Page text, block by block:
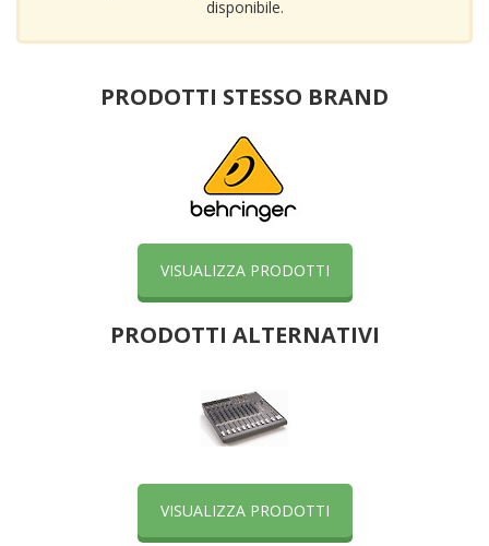
disponibile.
PRODOTTI STESSO BRAND
VISUALIZZA PRODOTTI
PRODOTTI ALTERNATIVI
VISUALIZZA PRODOTTI